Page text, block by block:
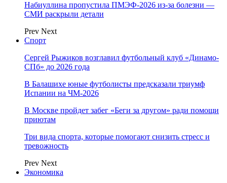
Набиуллина пропустила ПМЭФ-2026 из-за болезни —
СМИ раскрыли детали
Prev Next
Спорт
Сергей Рыжиков возглавил футбольный клуб «Динамо-
СПб» до 2026 года
В Балашихе юные футболисты предсказали триумф
Испании на ЧМ-2026
В Москве пройдет забег «Беги за другом» ради помощи
приютам
Три вида спорта, которые помогают снизить стресс и
тревожность
Prev Next
Экономика